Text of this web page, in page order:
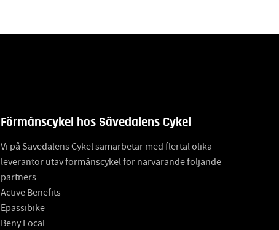
Förmånscykel hos Sävedalens Cykel
Vi på Sävedalens Cykel samarbetar med flertal olika
leverantör utav förmånscykel för närvarande följande
partners
Active Benefits
Epassibike
Beny Local